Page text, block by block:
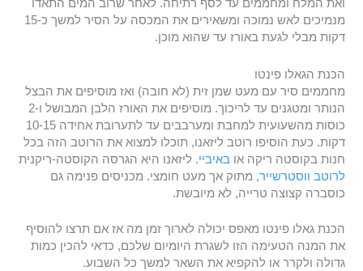
ואת המלח ומחממים עד לסף רתיחה. לאחר שרוב המים התאדו
מנמיכים לאש נמוכה ומשאירים את המכסה על הסיר למשך כ-15
דקות מבלי לגעת באורז עד שהוא מוכן.
הכנת הגאלו פינטו
מחממים סיר עם מעט שמן זית (לא חובה) ואז מוסיפים את הבצל
הנותר ומטגנים עד לריכוך. מוסיפים את האורז הלבן המבושל ו-2
כוסות מהשעועית למחבת ומערבבים עד לתערובת אחידה 10-15
דקות. כעת הוסיפו רוטב ליזאנו, תוכלו למצוא את הרוטב הזה בכל
חנות בקוסטה ריקה או באיביי. ליזאנו היא הגרסה הקוסטה-ריקנית
לרוטב ווסטרשייר, מתוק אך מעט חומצי. מכניסים פנימה גם
כוסברה קצוצה טרייה, לא מיובשת.
הכנת גאלו פינטו מאפס יכולה לארוך זמן מה אז אם תרצו להוסיף
את המנה הטעימה הזו לשגרת היומיום שלכם, כדאי להכין כמות
גדולה ולקרר או להקפיא את השאר למשך כל השבוע.